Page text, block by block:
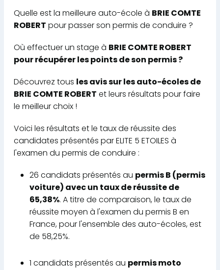
Quelle est la meilleure auto-école à BRIE COMTE
ROBERT pour passer son permis de conduire ?
Où effectuer un stage à BRIE COMTE ROBERT
pour récupérer les points de son permis ?
Découvrez tous les avis sur les auto-écoles de
BRIE COMTE ROBERT et leurs résultats pour faire
le meilleur choix !
Voici les résultats et le taux de réussite des
candidates présentés par ELITE 5 ETOILES à
l'examen du permis de conduire :
26 candidats présentés au permis B (permis
voiture) avec un taux de réussite de
65,38%. A titre de comparaison, le taux de
réussite moyen à l'examen du permis B en
France, pour l'ensemble des auto-écoles, est
de 58,25%.
1 candidats présentés au permis moto